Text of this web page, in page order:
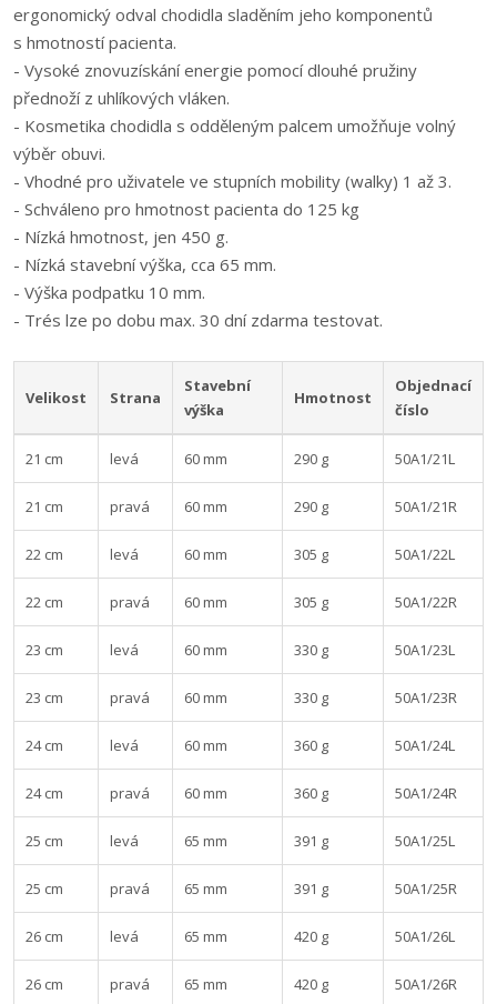
ergonomický odval chodidla sladěním jeho komponentů
s hmotností pacienta.
- Vysoké znovuzískání energie pomocí dlouhé pružiny
přednoží z uhlíkových vláken.
- Kosmetika chodidla s odděleným palcem umožňuje volný
výběr obuvi.
- Vhodné pro uživatele ve stupních mobility (walky) 1 až 3.
- Schváleno pro hmotnost pacienta do 125 kg
- Nízká hmotnost, jen 450 g.
- Nízká stavební výška, cca 65 mm.
- Výška podpatku 10 mm.
- Trés lze po dobu max. 30 dní zdarma testovat.
Velikost Strana
Stavební
výška
Hmotnost
Objednací
číslo
21 cm levá 60 mm 290 g 50A1/21L
21 cm pravá 60 mm 290 g 50A1/21R
22 cm levá 60 mm 305 g 50A1/22L
22 cm pravá 60 mm 305 g 50A1/22R
23 cm levá 60 mm 330 g 50A1/23L
23 cm pravá 60 mm 330 g 50A1/23R
24 cm levá 60 mm 360 g 50A1/24L
24 cm pravá 60 mm 360 g 50A1/24R
25 cm levá 65 mm 391 g 50A1/25L
25 cm pravá 65 mm 391 g 50A1/25R
26 cm levá 65 mm 420 g 50A1/26L
26 cm pravá 65 mm 420 g 50A1/26R